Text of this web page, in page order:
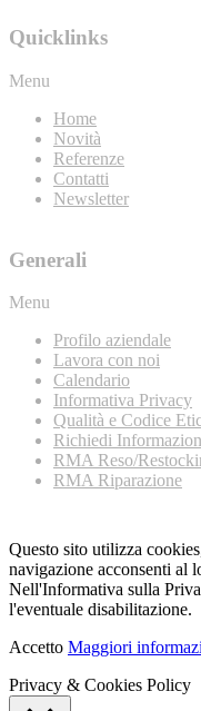
Quicklinks
Menu
Home
Novità
Referenze
Contatti
Newsletter
Generali
Menu
Profilo aziendale
Lavora con noi
Calendario
Informativa Privacy
Qualità e Codice
Richiedi
RMA Reso/
RMA Riparazione
Questo sito utilizza
navigazione acconsenti al
Nell'Informativa sulla
l'eventuale disabilitazione.
Accetto Maggiori
Privacy & Cookies Policy